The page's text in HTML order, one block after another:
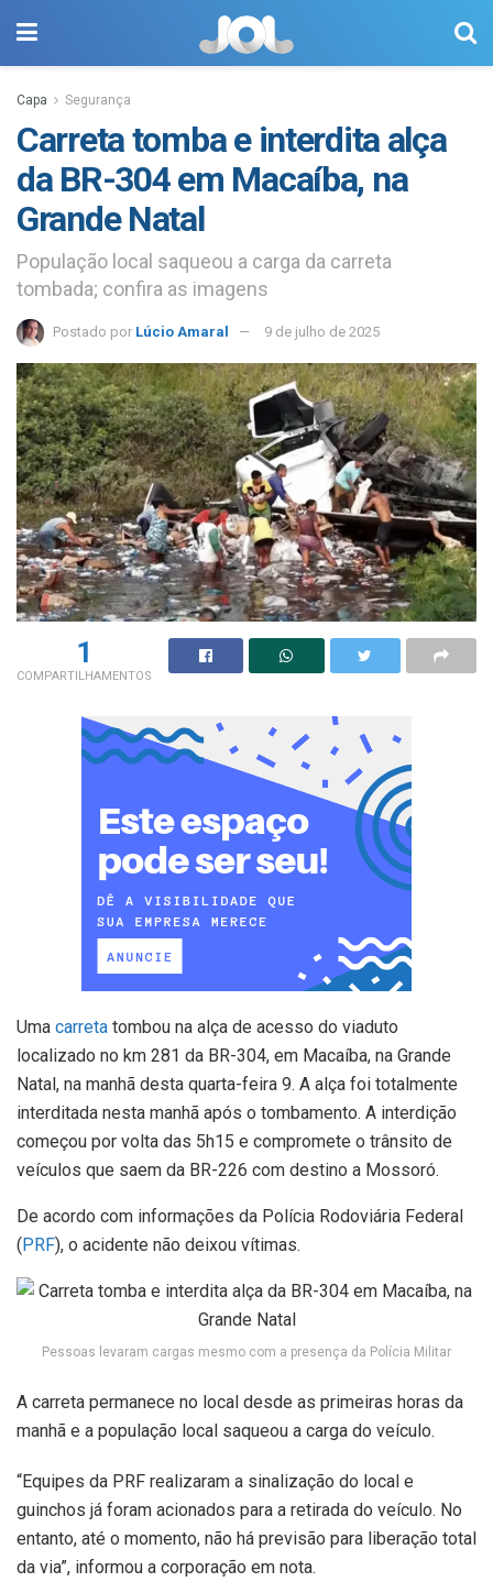
Capa Segurança
Carreta tomba e interdita alça
da BR-304 em Macaíba, na
Grande Natal
População local saqueou a carga da carreta
tombada; confira as imagens
Postado por Lúcio Amaral 9 de julho de 2025
1
COMPARTILHAMENTOS
Uma carreta tombou na alça de acesso do viaduto
localizado no km 281 da BR-304, em Macaíba, na Grande
Natal, na manhã desta quarta-feira 9. A alça foi totalmente
interditada nesta manhã após o tombamento. A interdição
começou por volta das 5h15 e compromete o trânsito de
veículos que saem da BR-226 com destino a Mossoró.
De acordo com informações da Polícia Rodoviária Federal
( PRF), o acidente não deixou vítimas.
Pessoas levaram cargas mesmo com a presença da Polícia Militar
A carreta permanece no local desde as primeiras horas da
manhã e a população local saqueou a carga do veículo.
“Equipes da PRF realizaram a sinalização do local e
guinchos já foram acionados para a retirada do veículo. No
entanto, até o momento, não há previsão para liberação total
da via”, informou a corporação em nota.